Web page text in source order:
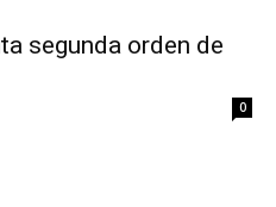
segunda orden de
0